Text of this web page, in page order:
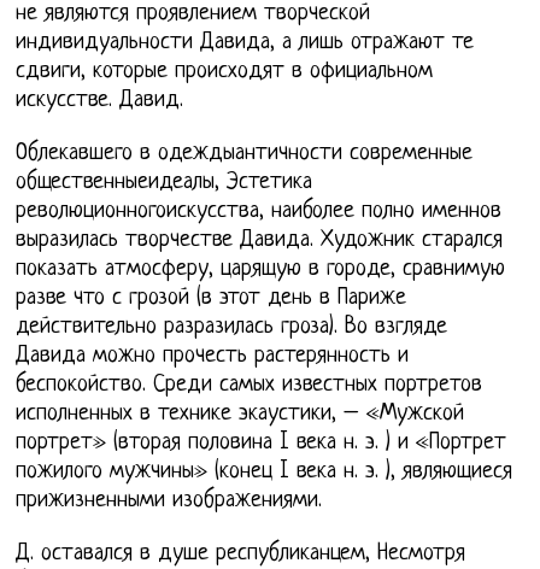
не являются проявлением творческой
индивидуальности Давида, а лишь отражают те
сдвиги, которые происходят в официальном
искусстве. Давид.
Облекавшего в одеждыантичности современные
общественныеидеалы, Эстетика
революционногоискусства, наиболее полно именнов
выразилась творчестве Давида. Художник старался
показать атмосферу, царящую в городе, сравнимую
разве что с грозой (в этот день в Париже
действительно разразилась гроза). Во взгляде
Давида можно прочесть растерянность и
беспокойство. Среди самых известных портретов
исполненных в технике экаустики, – «Мужской
портрет» (вторая половина I века н. э. ) и «Портрет
пожилого мужчины» (конец I века н. э. ), являющиеся
прижизненными изображениями.
Д. оставался в душе республиканцем, Несмотря